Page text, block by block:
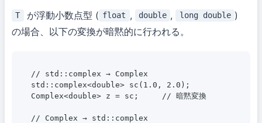
T が浮動小数点型 ( float , double , long double )
の場合、以下の変換が暗黙的に行われる。
// std::complex → Complex
std::complex<double> sc(1.0, 2.0);
Complex<double> z = sc;     // 暗黙変換
// Complex → std::complex